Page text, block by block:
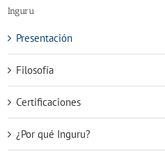
Inguru
Presentación
Filosofía
Certificaciones
¿Por qué Inguru?